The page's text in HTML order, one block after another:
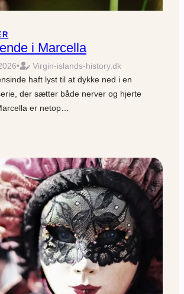
i Marcella
•
Virgin-islands-history.dk
haft lyst til at dykke ned i en
der sætter både nerver og hjerte
er netop…